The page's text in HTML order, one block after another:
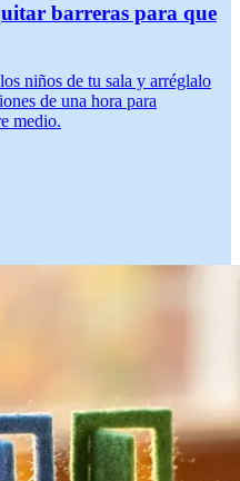
barreras para que
niños de tu sala y arréglalo
de una hora para
medio.